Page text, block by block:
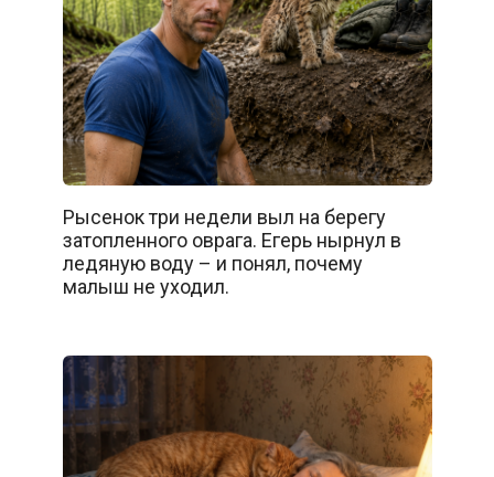
Рысенок три недели выл на берегу
затопленного оврага. Егерь нырнул в
ледяную воду – и понял, почему
малыш не уходил.